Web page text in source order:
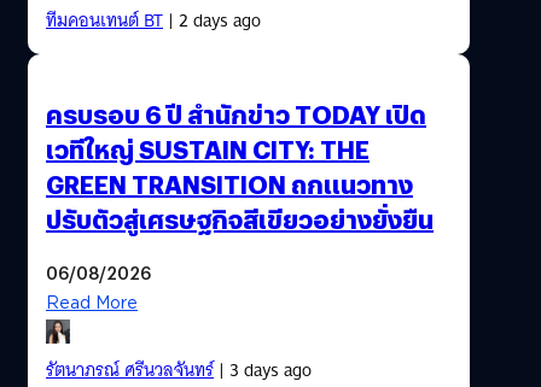
ทีมคอนเทนต์ BT| 2 days ago
ครบรอบ 6 ปี สำนักข่าว TODAY เปิด
เวทีใหญ่ SUSTAIN CITY: THE
GREEN TRANSITION ถกแนวทาง
ปรับตัวสู่เศรษฐกิจสีเขียวอย่างยั่งยืน
06/08/2026
Read More
รัตนาภรณ์ ศรีนวลจันทร์| 3 days ago